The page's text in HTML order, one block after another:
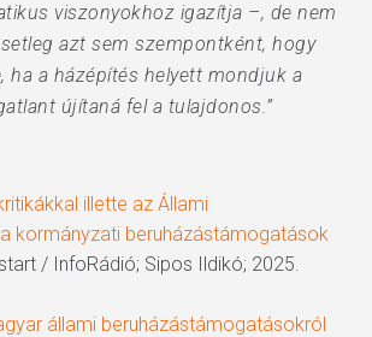
viszonyokhoz igazítja –, de nem
azt sem szempontként, hogy
ha a házépítés helyett mondjuk a
újítaná fel a tulajdonos.”
illette az Állami
kormányzati beruházástámogatások
/ InfoRádió; Sipos Ildikó; 2025.
állami beruházástámogatásokról